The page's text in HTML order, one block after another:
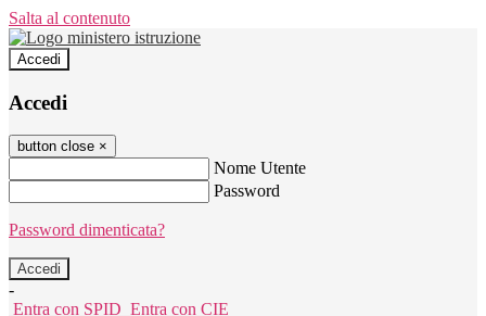
Salta al contenuto
Accedi
Accedi
button close ×
Nome Utente
Password
Password dimenticata?
-
Entra con SPID Entra con CIE